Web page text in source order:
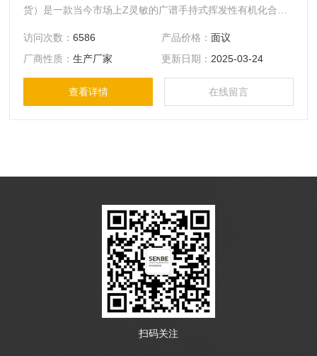
货）是一款当今市场上Z灵敏的广谱手持式挥发性有机化合物
（PID），提高了检测精度和响应时间，检测范围达到1ppb-
10000ppm，通过无线模块可以实现与控制台的无线数据传输
和远程监控。PGM-7340可广泛应用在环保、职业卫生健康、
应急救援、工业安全、石油石化等行业。
访问次数：6586 产品价格： 面议
厂商性质：生产厂家 更新日期： 2025-03-24
查看详情 在线留言
扫码关注